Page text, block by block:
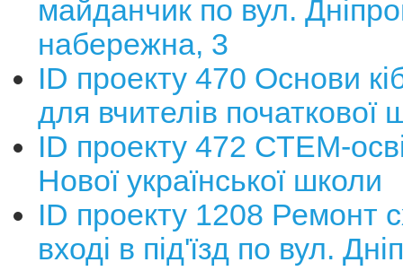
майданчик по вул.
набережна, 3
ID проекту 470 Основи
для вчителів початкової
ID проекту 472 СТЕМ-
Нової української школи
ID проекту 1208 Ремонт
вході в під'їзд по вул.